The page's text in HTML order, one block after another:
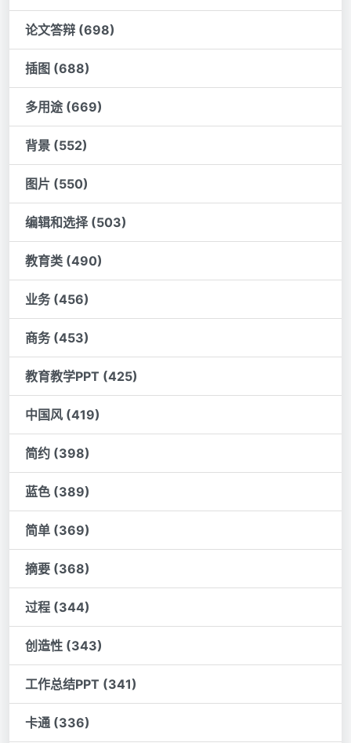
论文答辩 (698)
插图 (688)
多用途 (669)
背景 (552)
图片 (550)
编辑和选择 (503)
教育类 (490)
业务 (456)
商务 (453)
教育教学PPT (425)
中国风 (419)
简约 (398)
蓝色 (389)
简单 (369)
摘要 (368)
过程 (344)
创造性 (343)
工作总结PPT (341)
卡通 (336)